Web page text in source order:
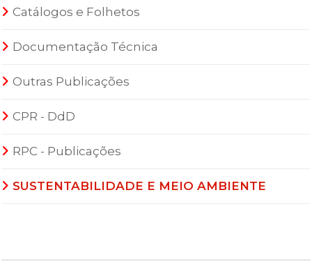
Catálogos e Folhetos
Documentação Técnica
Outras Publicações
CPR - DdD
RPC - Publicações
SUSTENTABILIDADE E MEIO AMBIENTE